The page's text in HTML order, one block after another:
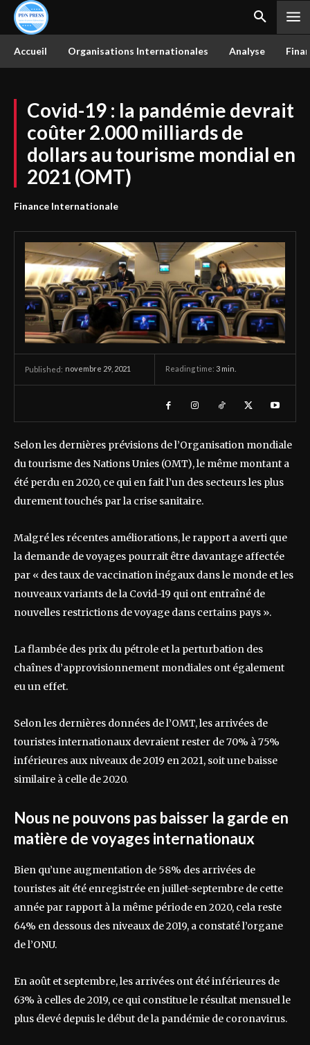
Accueil Organisations Internationales Analyse
Covid-19 : la pandémie devrait
coûter 2.000 milliards de
dollars au tourisme mondial en
2021 (OMT)
Finance Internationale
Published: novembre 29, 2021 Reading time: 3 min.
Selon les dernières prévisions de l’Organisation mondiale
du tourisme des Nations Unies (OMT), le même montant a
été perdu en 2020, ce qui en fait l’un des secteurs les plus
durement touchés par la crise sanitaire.
Malgré les récentes améliorations, le rapport a averti que
la demande de voyages pourrait être davantage affectée
par « des taux de vaccination inégaux dans le monde et les
nouveaux variants de la Covid-19 qui ont entraîné de
nouvelles restrictions de voyage dans certains pays ».
La flambée des prix du pétrole et la perturbation des
chaînes d’approvisionnement mondiales ont également
eu un effet.
Selon les dernières données de l’OMT, les arrivées de
touristes internationaux devraient rester de 70% à 75%
inférieures aux niveaux de 2019 en 2021, soit une baisse
similaire à celle de 2020.
Nous ne pouvons pas baisser la garde en
matière de voyages internationaux
Bien qu’une augmentation de 58% des arrivées de
touristes ait été enregistrée en juillet-septembre de cette
année par rapport à la même période en 2020, cela reste
64% en dessous des niveaux de 2019, a constaté l’organe
de l’ONU.
En août et septembre, les arrivées ont été inférieures de
63% à celles de 2019, ce qui constitue le résultat mensuel le
plus élevé depuis le début de la pandémie de coronavirus.